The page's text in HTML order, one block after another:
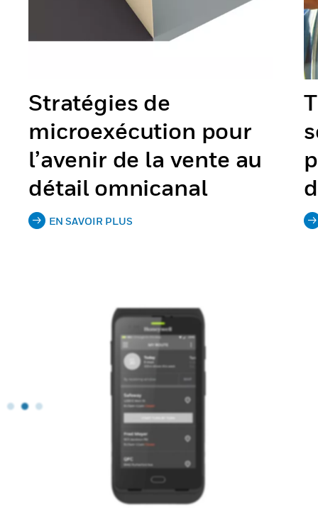
Stratégies de
microexécution pour
l’avenir de la vente au
détail omnicanal
EN SAVOIR PLUS